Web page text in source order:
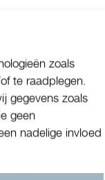
zoals
te raadplegen.
gegevens zoals
geen
nadelige invloed